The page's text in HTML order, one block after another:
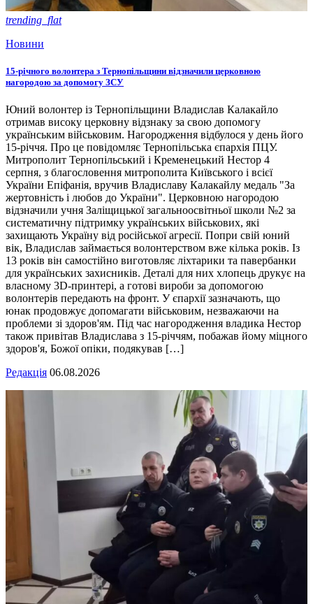
trending_flat
Новини
15-річного волонтера з Тернопільщини відзначили церковною
нагородою за допомогу ЗСУ
Юний волонтер із Тернопільщини Владислав Калакайло
отримав високу церковну відзнаку за свою допомогу
українським військовим. Нагородження відбулося у день його
15-річчя. Про це повідомляє Тернопільська єпархія ПЦУ.
Митрополит Тернопільський і Кременецький Нестор 4
серпня, з благословення митрополита Київського і всієї
України Епіфанія, вручив Владиславу Калакайлу медаль "За
жертовність і любов до України". Церковною нагородою
відзначили учня Заліщицької загальноосвітньої школи №2 за
систематичну підтримку українських військових, які
захищають Україну від російської агресії. Попри свій юний
вік, Владислав займається волонтерством вже кілька років. Із
13 років він самостійно виготовляє ліхтарики та павербанки
для українських захисників. Деталі для них хлопець друкує на
власному 3D-принтері, а готові вироби за допомогою
волонтерів передають на фронт. У єпархії зазначають, що
юнак продовжує допомагати військовим, незважаючи на
проблеми зі здоров'ям. Під час нагородження владика Нестор
також привітав Владислава з 15-річчям, побажав йому міцного
здоров'я, Божої опіки, подякував […]
Редакція 06.08.2026